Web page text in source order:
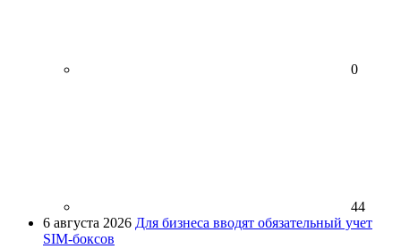
0
44
6 августа 2026 Для бизнеса вводят обязательный учет
SIM-боксов